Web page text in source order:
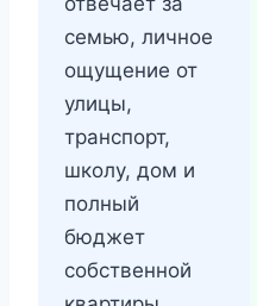
семью, личное
ощущение от
улицы,
транспорт,
школу, дом и
полный
бюджет
собственной